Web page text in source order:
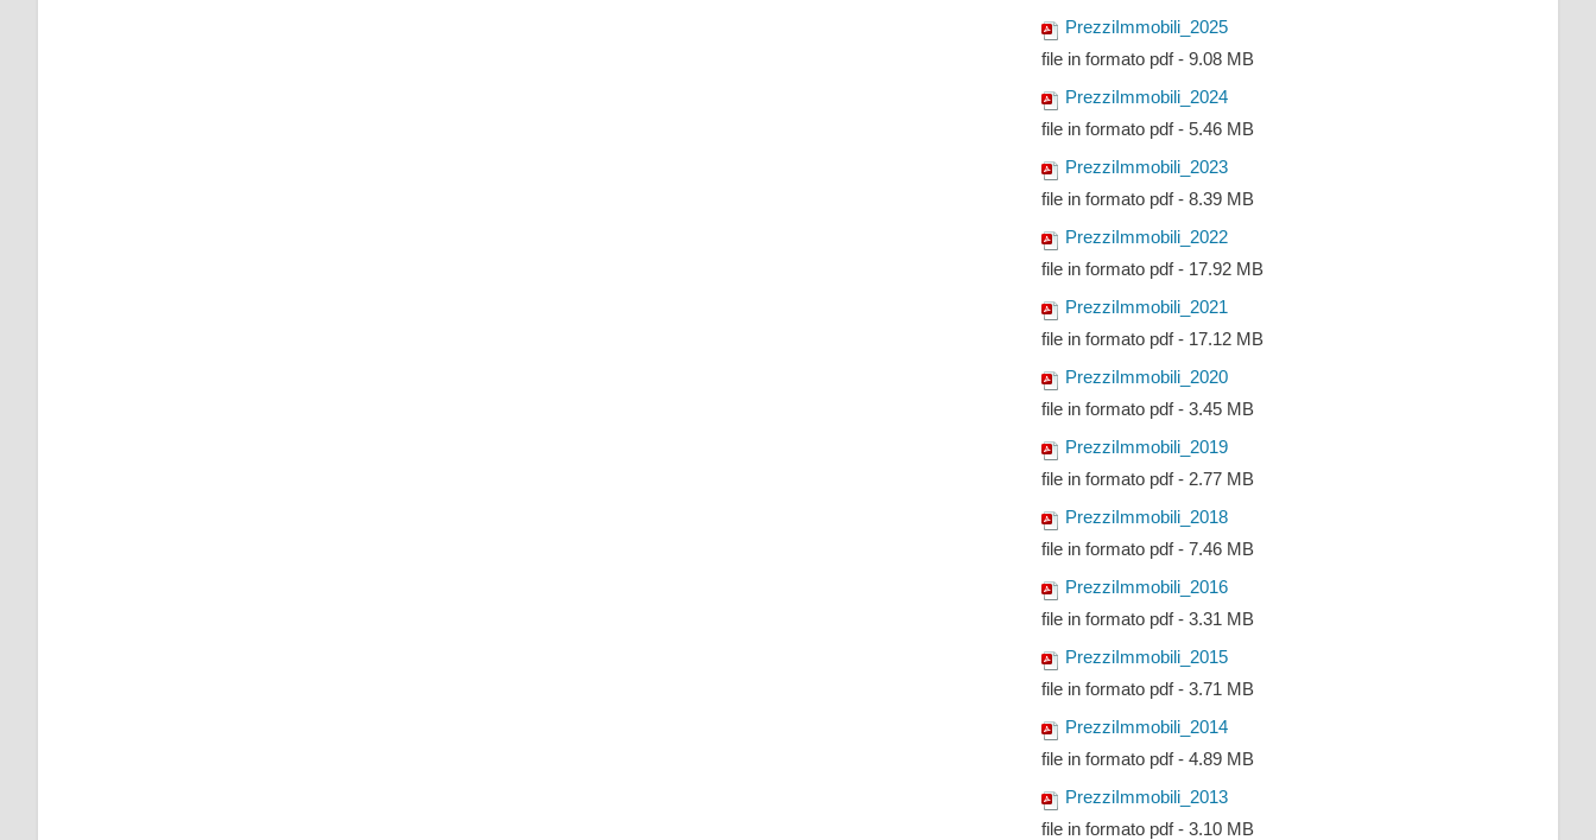
PrezziImmobili_2025
file in formato pdf - 9.08 MB
PrezziImmobili_2024
file in formato pdf - 5.46 MB
PrezziImmobili_2023
file in formato pdf - 8.39 MB
PrezziImmobili_2022
file in formato pdf - 17.92 MB
PrezziImmobili_2021
file in formato pdf - 17.12 MB
PrezziImmobili_2020
file in formato pdf - 3.45 MB
PrezziImmobili_2019
file in formato pdf - 2.77 MB
PrezziImmobili_2018
file in formato pdf - 7.46 MB
PrezziImmobili_2016
file in formato pdf - 3.31 MB
PrezziImmobili_2015
file in formato pdf - 3.71 MB
PrezziImmobili_2014
file in formato pdf - 4.89 MB
PrezziImmobili_2013
file in formato pdf - 3.10 MB